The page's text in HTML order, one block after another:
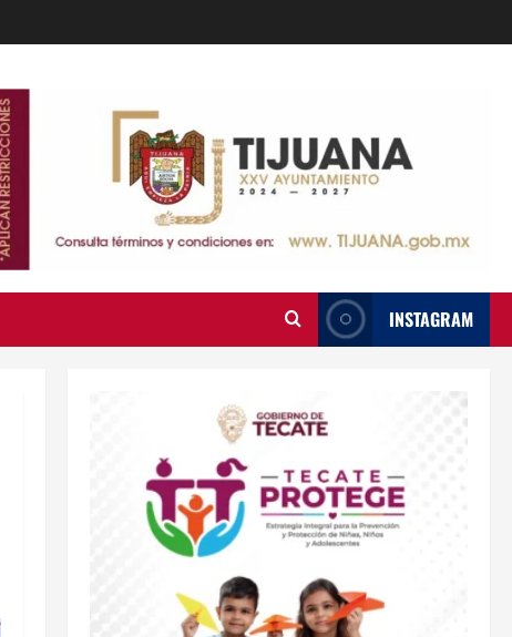
INSTAGRAM